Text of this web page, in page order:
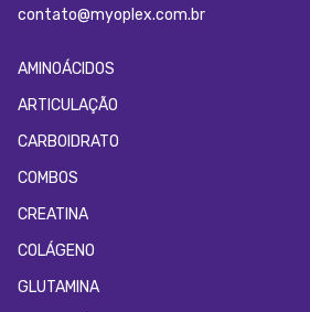
contato@myoplex.com.br
AMINOÁCIDOS
ARTICULAÇÃO
CARBOIDRATO
COMBOS
CREATINA
COLÁGENO
GLUTAMINA